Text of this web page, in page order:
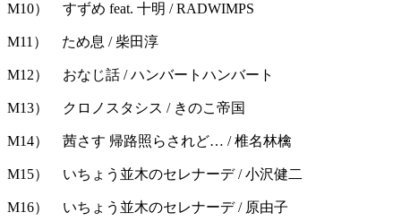
M10） すずめ feat. 十明 / RADWIMPS
M11） ため息 / 柴田淳
M12） おなじ話 / ハンバートハンバート
M13） クロノスタシス / きのこ帝国
M14） 茜さす 帰路照らされど… / 椎名林檎
M15） いちょう並木のセレナーデ / 小沢健二
M16） いちょう並木のセレナーデ / 原由子